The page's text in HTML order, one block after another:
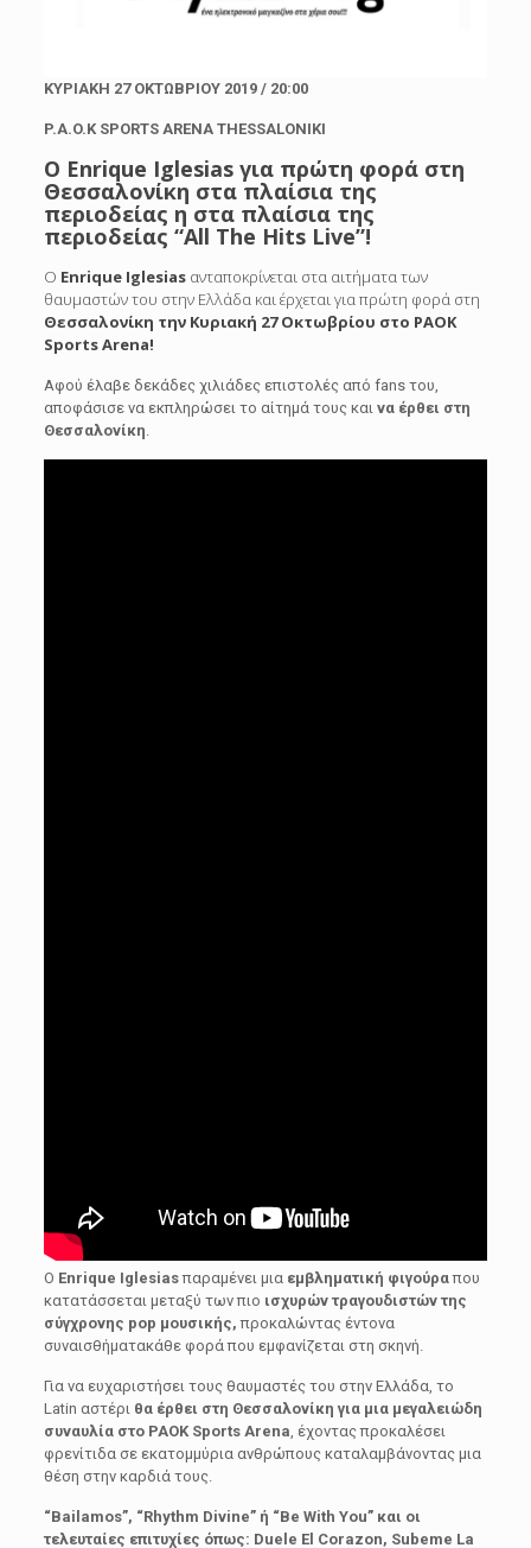
ΚΥΡΙΑΚΗ 27 ΟΚΤΩΒΡΙΟΥ2019 / 20:00
P.A.O.K SPORTS ARENA THESSALONIKI
О Enrique Iglesias για πρώτη φορά στη
Θεσσαλονίκη στα πλαίσια της
περιοδείας η στα πλαίσια της
περιοδείας “All The Hits Live”!
Ο Enrique Iglesiasανταποκρίνεται στα αιτήματα των
θαυμαστών του στην Ελλάδα και έρχεται για πρώτη φορά στη
Θεσσαλονίκη την Κυριακή 27 Οκτωβρίου στο PAOK
Sports Arena!
Αφού έλαβε δεκάδες χιλιάδες επιστολές από fans του,
αποφάσισε να εκπληρώσει το αίτημά τους και να έρθει στη
Θεσσαλονίκη
Ο Enrique Iglesias παραμένει μια εμβληματική φιγούραπου
κατατάσσεται μεταξύ των πιο ισχυρών τραγουδιστών της
σύγχρονης pop μουσικής,προκαλώντας έντονα
συναισθήματακάθε φορά που εμφανίζεται στη σκηνή.
Για να ευχαριστήσει τους θαυμαστές του στην Ελλάδα, το
Latin αστέρι θα έρθει στη Θεσσαλονίκη για μια μεγαλειώδη
συναυλία στο PAOK Sports Arena , έχοντας προκαλέσει
φρενίτιδα σε εκατομμύρια ανθρώπους καταλαμβάνοντας μια
θέση στην καρδιά τους.
“Bailamos”, “Rhythm Divine” ή “Be With You” και οι
τελευταίες επιτυχίες όπως: Duele El Corazon, Subeme La